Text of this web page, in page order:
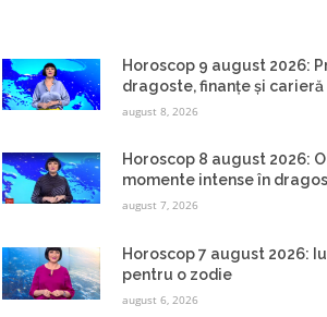
Horoscop 9 august 2026:
dragoste, finanțe și
august 8, 2026
Horoscop 8 august 2026:
momente intense în
august 7, 2026
Horoscop 7 august 2026:
pentru o zodie
august 6, 2026